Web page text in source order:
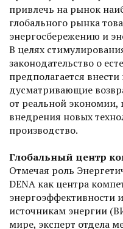
привлечь на рынок
глобального рынка
энергосбережению и
В целях
законодательство о
предполагается
дусматривающие
от реальной экономии,
внедрения новых
производство.
Глобальный центр
Отмечая роль
DENA как центра
энергоэффективности
источникам энергии
мире, эксперт отдела